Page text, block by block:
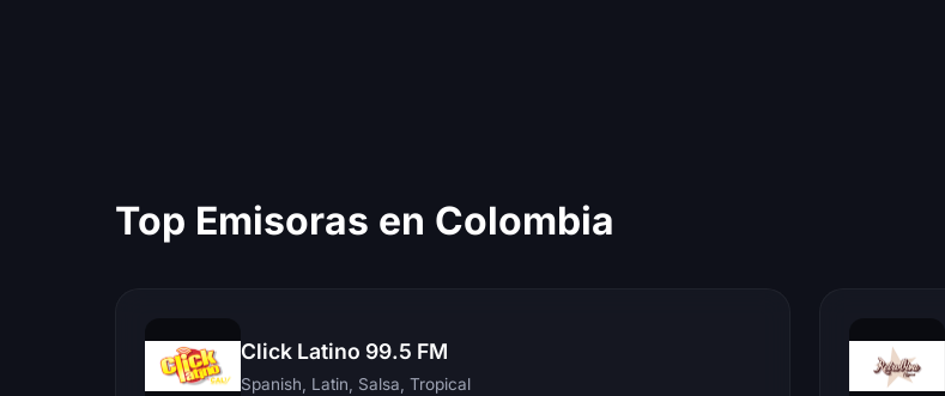
Top Emisoras en Colombia
Click Latino 99.5 FM
Spanish, Latin, Salsa, Tropical